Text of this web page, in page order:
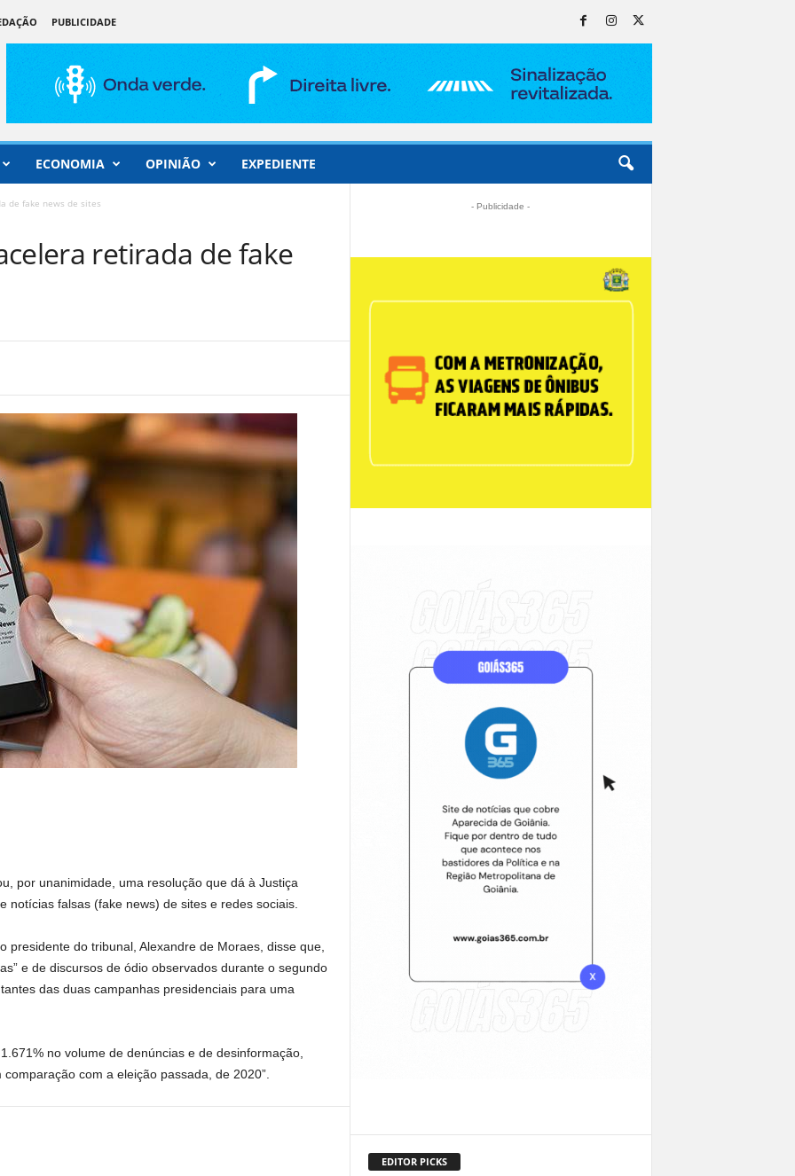
PUBLICIDADE
ECONOMIA OPINIÃO EXPEDIENTE
de fake news de sites
retirada de fake
por unanimidade, uma resolução que dá à Justiça
notícias falsas (fake news) de sites e redes sociais.
presidente do tribunal, Alexandre de Moraes, disse que,
e de discursos de ódio observados durante o segundo
das duas campanhas presidenciais para uma
no volume de denúncias e de desinformação,
com a eleição passada, de 2020”.
- Publicidade -
EDITOR PICKS